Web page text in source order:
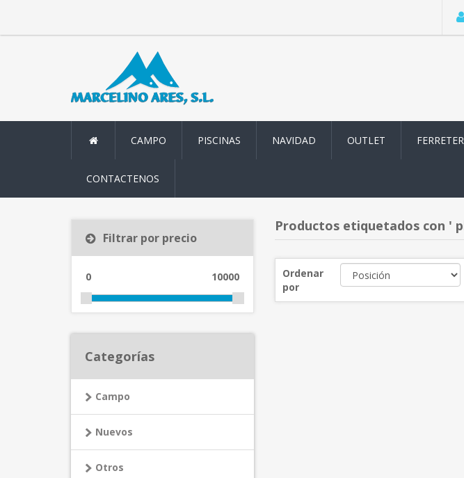
CAMPO PISCINAS NAVIDAD OUTLET
CONTACTENOS
Productos etiquetados con '
Ordenar
por
Filtrar por precio
0 10000
Categorías
Campo
Nuevos
Otros